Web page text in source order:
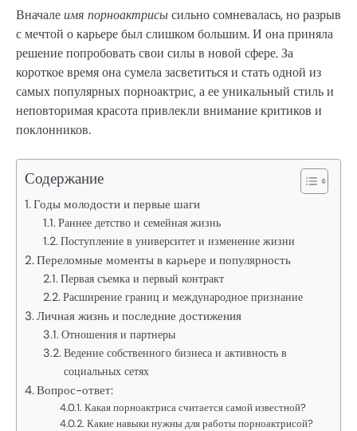
Вначалеимя порноактрисысильно сомневалась, но разрыв
с мечтой о карьере был слишком большим. И она приняла
решение попробовать свои силы в новой сфере. За
короткое время она сумела засветиться и стать одной из
самых популярных порноактрис, а ее уникальный стиль и
неповторимая красота привлекли внимание критиков и
поклонников.
Содержание
Годы молодости и первые шаги
Раннее детство и семейная жизнь
Поступление в университет и изменение жизни
Переломные моменты в карьере и популярность
Первая съемка и первый контракт
Расширение границ и международное признание
Личная жизнь и последние достижения
Отношения и партнеры
Ведение собственного бизнеса и активность в
социальных сетях
Вопрос-ответ:
Какая порноактриса считается самой известной?
Какие навыки нужны для работы порноактрисой?